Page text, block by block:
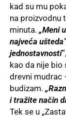
kad su mu
na proizvodnu
minuta. „Meni
najveća
jednostavnosti”
kao da nije bio
drevni mudrac
budizam.
i tražite način
Tek se u